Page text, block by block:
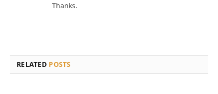
Thanks.
RELATED POSTS